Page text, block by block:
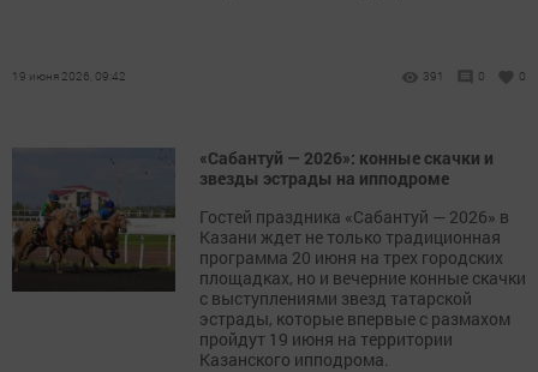
19 июня 2026, 09:42 391 0 0
«Сабантуй — 2026»: конные скачки и
звезды эстрады на ипподроме
Гостей праздника «Сабантуй — 2026» в
Казани ждет не только традиционная
программа 20 июня на трех городских
площадках, но и вечерние конные скачки
с выступлениями звезд татарской
эстрады, которые впервые с размахом
пройдут 19 июня на территории
Казанского ипподрома.